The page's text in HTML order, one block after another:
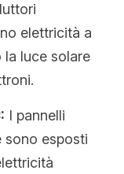
elettricità a
luce solare
I pannelli
sono esposti